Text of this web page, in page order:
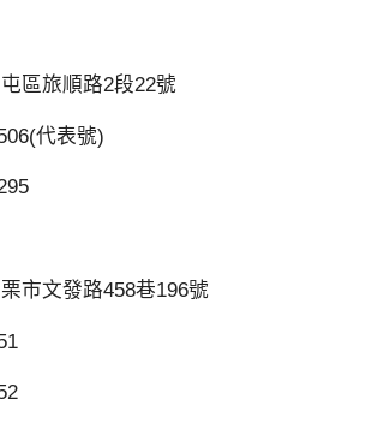
區旅順路2段22號
代表號)
市文發路458巷196號